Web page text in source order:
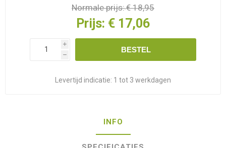
Normale prijs:€ 18,95
Prijs: € 17,06
i
h
BESTEL
Levertijd indicatie: 1 tot 3 werkdagen
INFO